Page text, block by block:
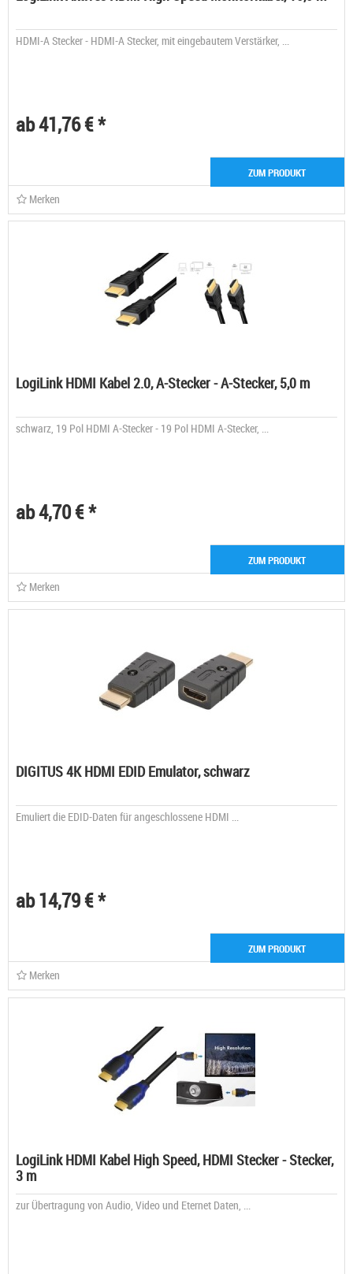
HDMI-A Stecker - HDMI-A Stecker, mit eingebautem Verstärker, ...
ab 41,76 € *
ZUM PRODUKT
Merken
LogiLink HDMI Kabel 2.0, A-Stecker - A-Stecker, 5,0 m
schwarz, 19 Pol HDMI A-Stecker - 19 Pol HDMI A-Stecker, ...
ab 4,70 € *
ZUM PRODUKT
Merken
DIGITUS 4K HDMI EDID Emulator, schwarz
Emuliert die EDID-Daten für angeschlossene HDMI ...
ab 14,79 € *
ZUM PRODUKT
Merken
LogiLink HDMI Kabel High Speed, HDMI Stecker - Stecker,
3 m
zur Übertragung von Audio, Video und Eternet Daten, ...